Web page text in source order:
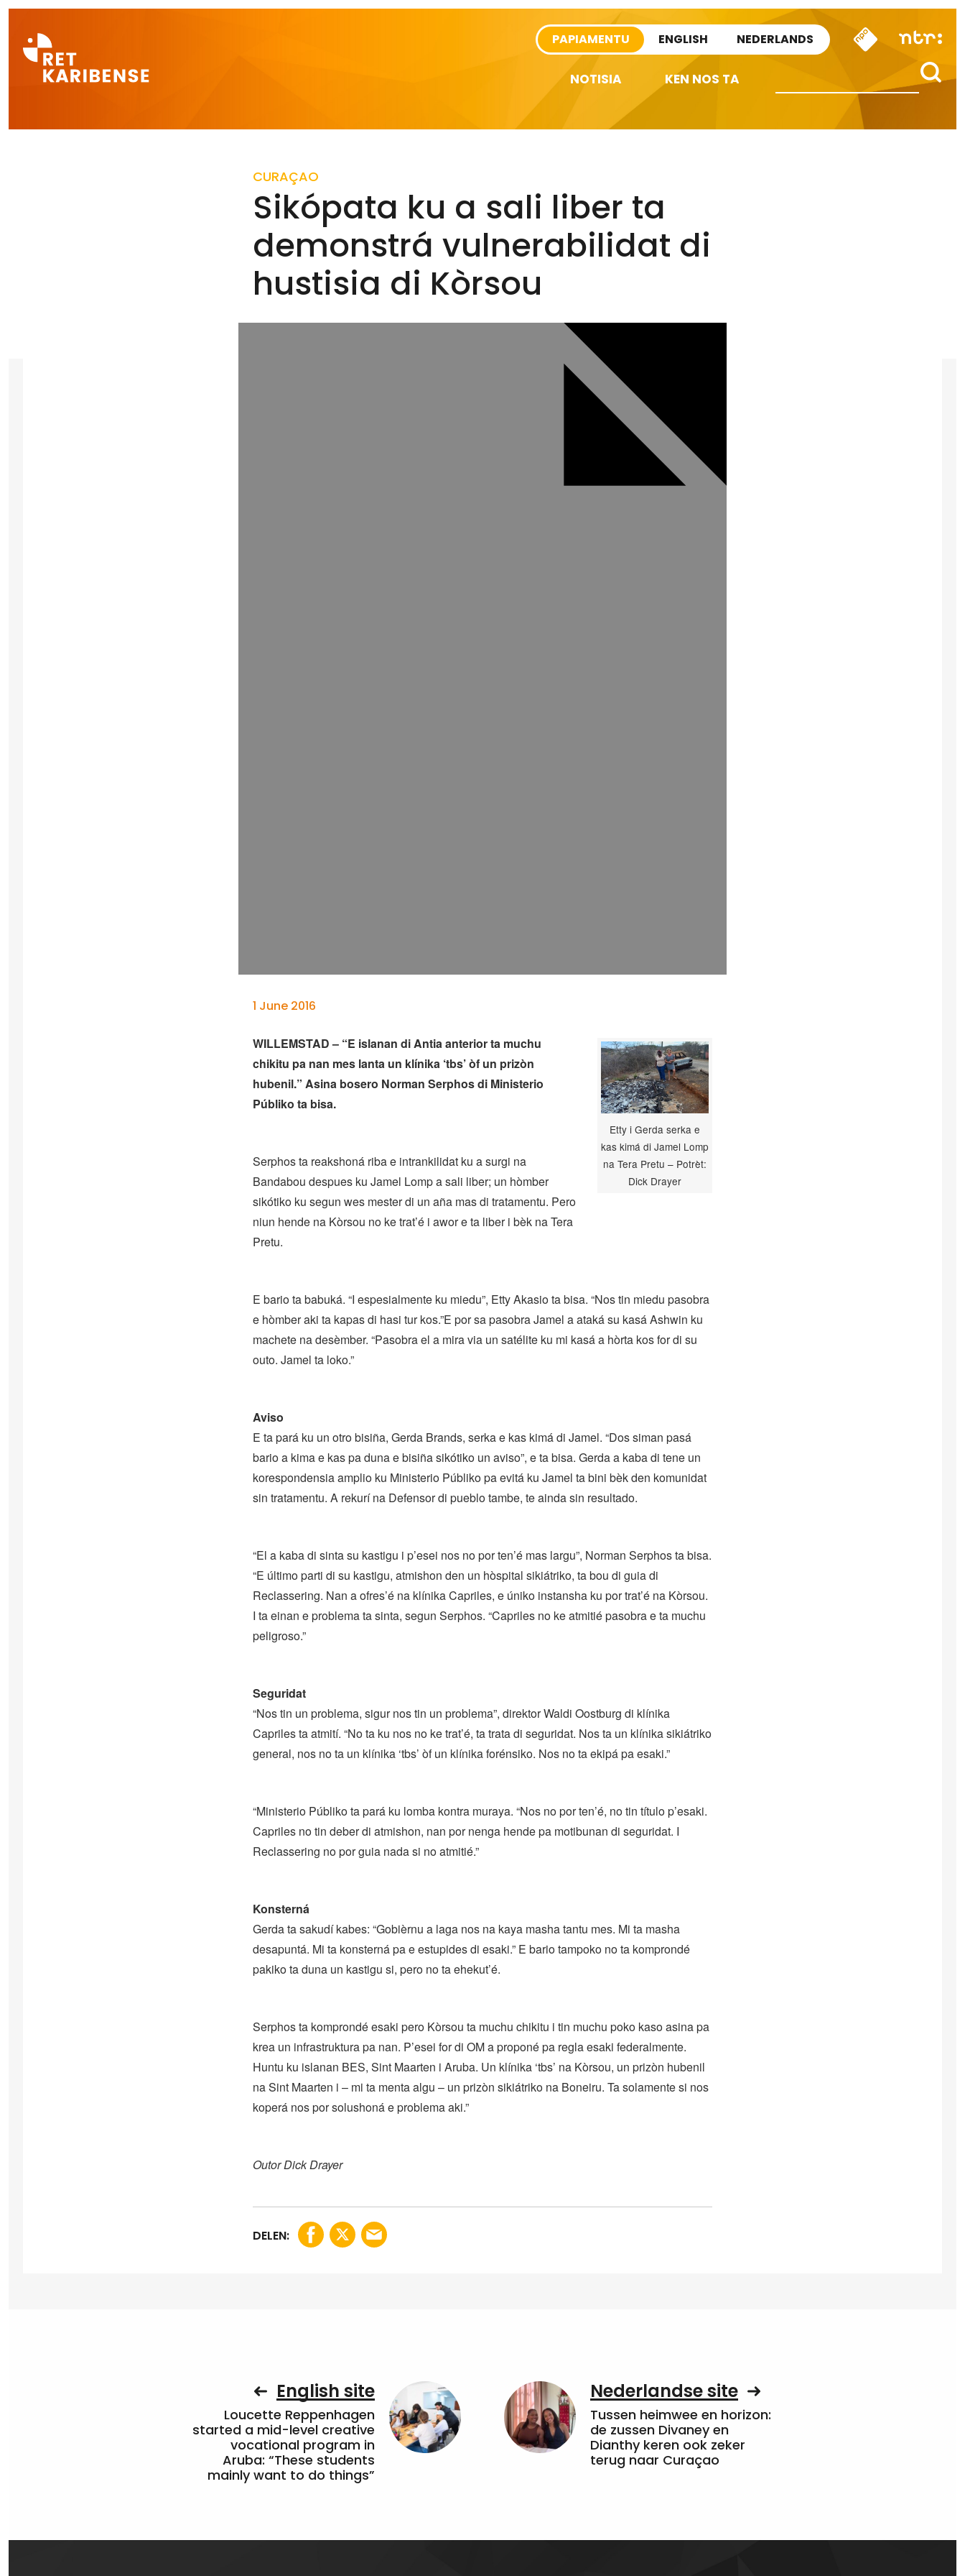
PAPIAMENTU ENGLISH NEDERLANDS
NOTISIA KEN NOS TA
CURAÇAO
Sikópata ku a sali liber ta
demonstrá vulnerabilidat di
hustisia di Kòrsou
1 June 2016
Etty i Gerda serka e
kas kimá di Jamel Lomp
na Tera Pretu – Potrèt:
Dick Drayer
WILLEMSTAD – “E islanan di Antia anterior ta muchu
chikitu pa nan mes lanta un klínika ‘tbs’ òf un prizòn
hubenil.” Asina bosero Norman Serphos di Ministerio
Públiko ta bisa.
Serphos ta reakshoná riba e intrankilidat ku a surgi na
Bandabou despues ku Jamel Lomp a sali liber; un hòmber
sikótiko ku segun wes mester di un aña mas di tratamentu. Pero
niun hende na Kòrsou no ke trat’é i awor e ta liber i bèk na Tera
Pretu.
E bario ta babuká. “I espesialmente ku miedu”, Etty Akasio ta bisa. “Nos tin miedu pasobra
e hòmber aki ta kapas di hasi tur kos.”E por sa pasobra Jamel a ataká su kasá Ashwin ku
machete na desèmber. “Pasobra el a mira via un satélite ku mi kasá a hòrta kos for di su
outo. Jamel ta loko.”
Aviso
E ta pará ku un otro bisiña, Gerda Brands, serka e kas kimá di Jamel. “Dos siman pasá
bario a kima e kas pa duna e bisiña sikótiko un aviso”, e ta bisa. Gerda a kaba di tene un
korespondensia amplio ku Ministerio Públiko pa evitá ku Jamel ta bini bèk den komunidat
sin tratamentu. A rekurí na Defensor di pueblo tambe, te ainda sin resultado.
“El a kaba di sinta su kastigu i p’esei nos no por ten’é mas largu”, Norman Serphos ta bisa.
“E último parti di su kastigu, atmishon den un hòspital sikiátriko, ta bou di guia di
Reclassering. Nan a ofres’é na klínika Capriles, e úniko instansha ku por trat’é na Kòrsou.
I ta einan e problema ta sinta, segun Serphos. “Capriles no ke atmitié pasobra e ta muchu
peligroso.”
Seguridat
“Nos tin un problema, sigur nos tin un problema”, direktor Waldi Oostburg di klínika
Capriles ta atmití. “No ta ku nos no ke trat’é, ta trata di seguridat. Nos ta un klínika sikiátriko
general, nos no ta un klínika ‘tbs’ òf un klínika forénsiko. Nos no ta ekipá pa esaki.”
“Ministerio Públiko ta pará ku lomba kontra muraya. “Nos no por ten’é, no tin título p’esaki.
Capriles no tin deber di atmishon, nan por nenga hende pa motibunan di seguridat. I
Reclassering no por guia nada si no atmitié.”
Konsterná
Gerda ta sakudí kabes: “Gobièrnu a laga nos na kaya masha tantu mes. Mi ta masha
desapuntá. Mi ta konsterná pa e estupides di esaki.” E bario tampoko no ta komprondé
pakiko ta duna un kastigu si, pero no ta ehekut’é.
Serphos ta komprondé esaki pero Kòrsou ta muchu chikitu i tin muchu poko kaso asina pa
krea un infrastruktura pa nan. P’esei for di OM a proponé pa regla esaki federalmente.
Huntu ku islanan BES, Sint Maarten i Aruba. Un klínika ‘tbs’ na Kòrsou, un prizòn hubenil
na Sint Maarten i – mi ta menta algu – un prizòn sikiátriko na Boneiru. Ta solamente si nos
koperá nos por solushoná e problema aki.”
Outor Dick Drayer
DELEN:
English site
Loucette Reppenhagen
started a mid-level creative
vocational program in
Aruba: “These students
mainly want to do things”
Nederlandse site
Tussen heimwee en horizon:
de zussen Divaney en
Dianthy keren ook zeker
terug naar Curaçao